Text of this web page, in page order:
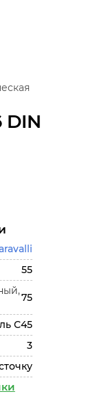
DIN
55
75
С45
3